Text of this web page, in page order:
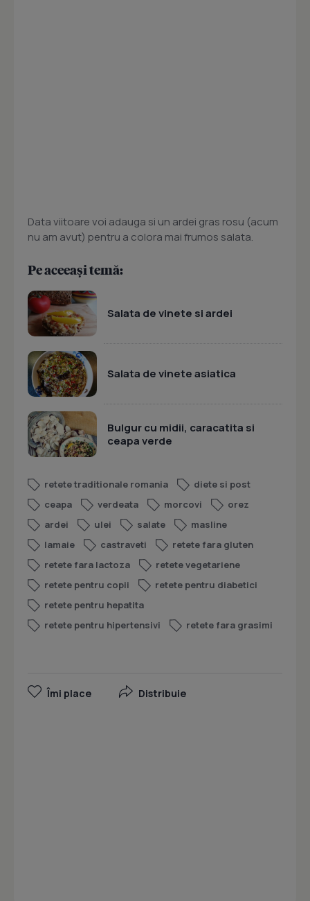
Data viitoare voi adauga si un ardei gras rosu (acum
nu am avut) pentru a colora mai frumos salata.
Pe aceeași temă:
Salata de vinete si ardei
Salata de vinete asiatica
Bulgur cu midii, caracatita si
ceapa verde
retete traditionale romania
diete si post
ceapa
verdeata morcovi
orez
ardei
ulei salate
masline
lamaie
castraveti
retete fara gluten
retete fara lactoza
retete vegetariene
retete pentru copii
retete pentru diabetici
retete pentru hepatita
retete pentru hipertensivi
retete fara grasimi
Îmi place Distribuie